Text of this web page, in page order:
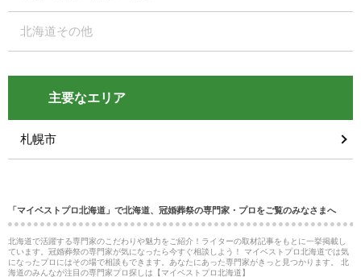
北海道その他
主要なエリア
札幌市
「マイベストプロ北海道」で北海道、冠婚葬祭の専門家・プロをご覧のみなさまへ
北海道で活躍する専門家のこだわりや魅力をご紹介！ライターの取材記事をもとに一挙掲載し
ています。冠婚葬祭の専門家が気になったら今すぐ相談しよう！ マイベストプロ北海道では気
になったプロにはその場で相談もできます。あなたにあった専門家がきっと見つかります。 北
海道のみんなが注目の専門家プロ探しは【マイベストプロ北海道】